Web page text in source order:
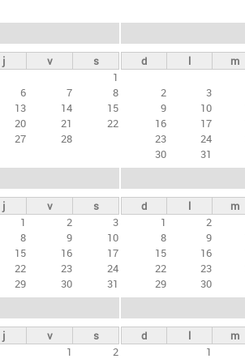
r
c
j v
s
1
6 7
8
13 14
15
20 21
22
27 28
d l m
2
3
9
10
16
17
23
24
30
31
j v
s
1
2
3
8 9
10
15 16
17
22 23
24
29 30 31
d l m
1
2
8
9
15
16
22
23
29
30
j v
s
1
2
d l m
1